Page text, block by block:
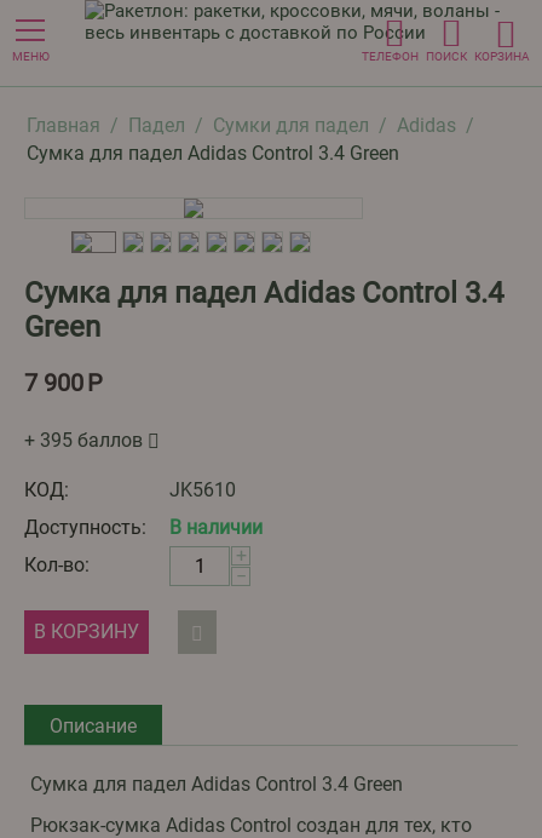
МЕНЮ ТЕЛЕФОН ПОИСК КОРЗИНА
Главная / Падел / Сумки для падел / Adidas /
Сумка для падел Adidas Control 3.4 Green
Сумка для падел Adidas Control 3.4
Green
7 900Р
+ 395 баллов
КОД:
JK5610
Доступность:
В наличии
Кол-во:
+
−
В КОРЗИНУ
Описание
Сумка для падел Adidas Control 3.4 Green
Рюкзак-сумка Adidas Control создан для тех, кто